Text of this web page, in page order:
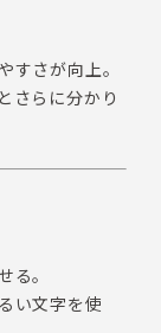
すさが向上。
さらに分かり
る。
い文字を使